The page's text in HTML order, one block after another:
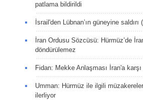
patlama bildirildi
İsrail'den Lübnan’ın güneyine saldırı
İran Ordusu Sözcüsü: Hürmüz’de
döndürülemez
Fidan: Mekke Anlaşması İran'a karşı
Umman: Hürmüz ile ilgili
ilerliyor